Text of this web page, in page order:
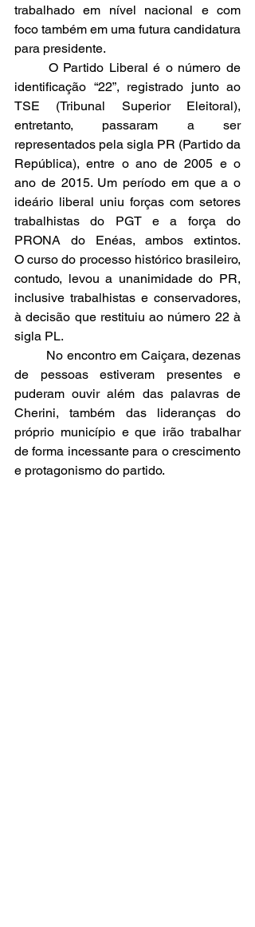
trabalhado em nível nacional e com
foco também em uma futura candidatura
para presidente.
identificação “22”, registrado junto ao
TSE (Tribunal Superior Eleitoral),
entretanto, passaram a ser
representados pela sigla PR (Partido da
República), entre o ano de 2005 e o
ano de 2015. Um período em que a o
ideário liberal uniu forças com setores
trabalhistas do PGT e a força do
PRONA do Enéas, ambos extintos.
O curso do processo histórico brasileiro,
contudo, levou a unanimidade do PR,
inclusive trabalhistas e conservadores,
à decisão que restituiu ao número 22 à
sigla PL.
de pessoas estiveram presentes e
puderam ouvir além das palavras de
Cherini, também das lideranças do
próprio município e que irão trabalhar
de forma incessante para o crescimento
e protagonismo do partido.